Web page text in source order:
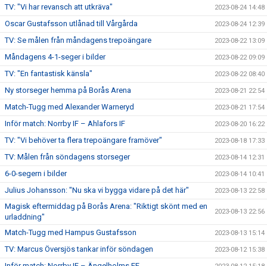
TV: "Vi har revansch att utkräva" 2023-08-24 14:48
Oscar Gustafsson utlånad till Vårgårda 2023-08-24 12:39
TV: Se målen från måndagens trepoängare 2023-08-22 13:09
Måndagens 4-1-seger i bilder 2023-08-22 09:09
TV: "En fantastisk känsla" 2023-08-22 08:40
Ny storseger hemma på Borås Arena 2023-08-21 22:54
Match-Tugg med Alexander Warneryd 2023-08-21 17:54
Inför match: Norrby IF – Ahlafors IF 2023-08-20 16:22
TV: "Vi behöver ta flera trepoängare framöver" 2023-08-18 17:33
TV: Målen från söndagens storseger 2023-08-14 12:31
6-0-segern i bilder 2023-08-14 10:41
Julius Johansson: "Nu ska vi bygga vidare på det här" 2023-08-13 22:58
Magisk eftermiddag på Borås Arena: "Riktigt skönt med en
urladdning"
2023-08-13 22:56
Match-Tugg med Hampus Gustafsson 2023-08-13 15:14
TV: Marcus Översjös tankar inför söndagen 2023-08-12 15:38